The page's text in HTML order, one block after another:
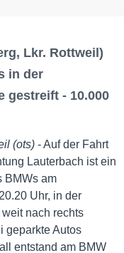
Lkr. Rottweil)
in der
gestreift - 10.000
(ots)- Auf der Fahrt
Lauterbach ist ein
BMWs am
Uhr, in der
nach rechts
geparkte Autos
entstand am BMW